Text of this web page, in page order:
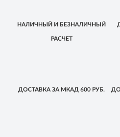
НАЛИЧНЫЙ И БЕЗНАЛИЧНЫЙ
РАСЧЕТ
ДОСТАВКА ЗА МКАД 600 РУБ.